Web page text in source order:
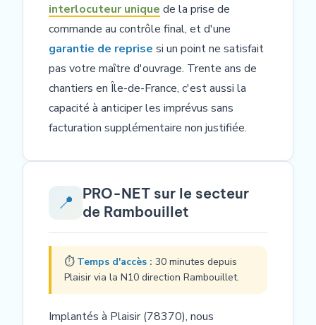
interlocuteur unique de la prise de
commande au contrôle final, et d'une
garantie de reprise si un point ne satisfait
pas votre maître d'ouvrage. Trente ans de
chantiers en Île-de-France, c'est aussi la
capacité à anticiper les imprévus sans
facturation supplémentaire non justifiée.
📍
PRO-NET sur le secteur
de Rambouillet
⏱ Temps d'accès : 30 minutes depuis
Plaisir via la N10 direction Rambouillet.
Implantés à Plaisir (78370), nous